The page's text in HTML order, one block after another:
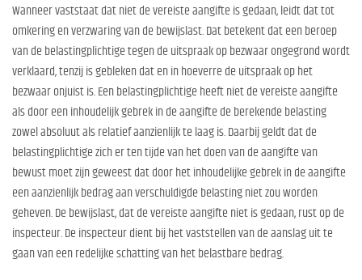
Wanneer vaststaat dat niet de vereiste aangifte is gedaan, leidt dat tot
omkering en verzwaring van de bewijslast. Dat betekent dat een beroep
van de belastingplichtige tegen de uitspraak op bezwaar ongegrond wordt
verklaard, tenzij is gebleken dat en in hoeverre de uitspraak op het
bezwaar onjuist is. Een belastingplichtige heeft niet de vereiste aangifte
als door een inhoudelijk gebrek in de aangifte de berekende belasting
zowel absoluut als relatief aanzienlijk te laag is. Daarbij geldt dat de
belastingplichtige zich er ten tijde van het doen van de aangifte van
bewust moet zijn geweest dat door het inhoudelijke gebrek in de aangifte
een aanzienlijk bedrag aan verschuldigde belasting niet zou worden
geheven. De bewijslast, dat de vereiste aangifte niet is gedaan, rust op de
inspecteur. De inspecteur dient bij het vaststellen van de aanslag uit te
gaan van een redelijke schatting van het belastbare bedrag.